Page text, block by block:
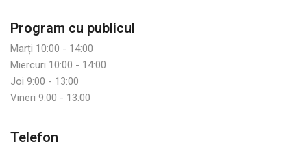
Program cu publicul
Marți 10:00 - 14:00
Miercuri 10:00 - 14:00
Joi 9:00 - 13:00
Vineri 9:00 - 13:00
Telefon